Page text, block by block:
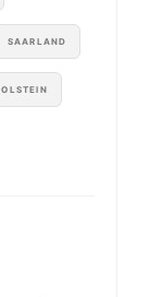
SAARLAND